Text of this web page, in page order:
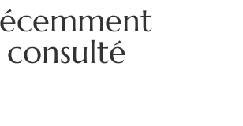
consulté